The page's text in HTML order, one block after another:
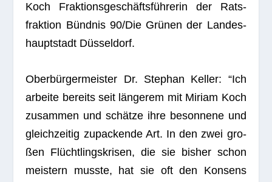
Koch Frak­ti­ons­ge­schäfts­füh­re­rin der Rats­
frak­tion Bünd­nis 90/Die Grü­nen der Lan­des­
haupt­stadt Düsseldorf.
Ober­bür­ger­meis­ter Dr. Ste­phan Kel­ler: “Ich
arbeite bereits seit län­ge­rem mit Miriam Koch
zusam­men und schätze ihre beson­nene und
gleich­zei­tig zupa­ckende Art. In den zwei gro­
ßen Flücht­lings­kri­sen, die sie bis­her schon
meis­tern musste, hat sie oft den Kon­sens